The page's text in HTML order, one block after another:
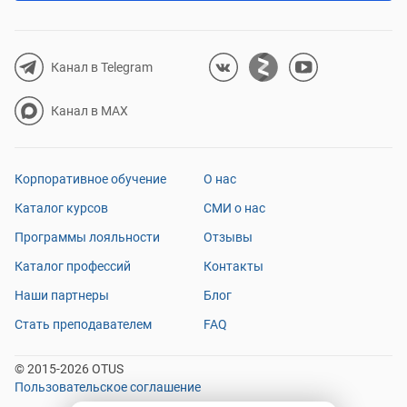
Канал в Telegram
Канал в MAX
Корпоративное обучение
Каталог курсов
Программы лояльности
Каталог профессий
Наши партнеры
Стать преподавателем
О нас
СМИ о нас
Отзывы
Контакты
Блог
FAQ
© 2015-2026 OTUS
Пользовательское соглашение